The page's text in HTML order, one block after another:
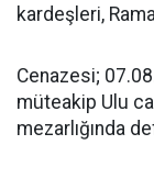
kardeşleri,
Cenazesi;
müteakip Ulu
mezarlığında